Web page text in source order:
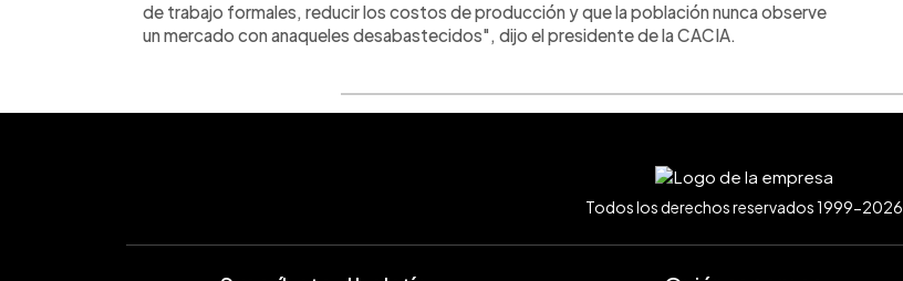
de trabajo formales, reducir los costos de producción y que la población nunca observe
un mercado con anaqueles desabastecidos", dijo el presidente de la CACIA.
Todos los derechos reservados 1999-2026